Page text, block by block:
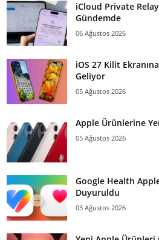
iCloud Private Relay
Gündemde
06 Ağustos 2026
iOS 27 Kilit
Geliyor
05 Ağustos 2026
Apple Ürünlerine
05 Ağustos 2026
Google Health
Duyuruldu
03 Ağustos 2026